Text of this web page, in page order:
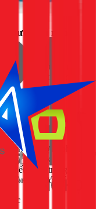
nước tại nhà
bạn hoàn toàn có
Hãy làm theo các
miếng bọt biển
(thường phía
theo chiều kim
xả hết nước trong
còn lại dưới đáy.